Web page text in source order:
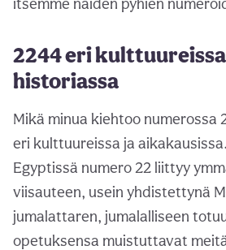
2244 eri
historiassa
Mikä minua kiehtoo numerossa
eri kulttuureissa ja
Egyptissä numero 22 liittyy
viisauteen, usein yhdistettynä
jumalattaren, jumalalliseen
opetuksensa muistuttavat